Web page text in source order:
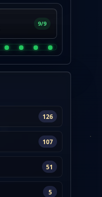
9/9
126
107
51
5